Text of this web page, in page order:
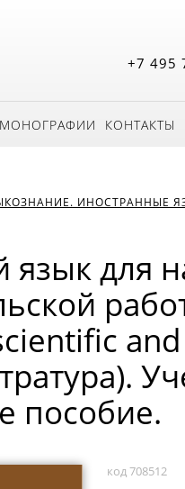
+7 495
МОНОГРАФИИ КОНТАКТЫ
ИНОСТРАННЫЕ
для
пособие.
код 708512